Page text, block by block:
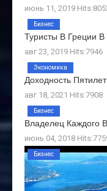
июнь 11, 2019
Туристы В Греции
авг 23, 2019 Hits:7946
Бизнес
Доходность
авг 18, 2021 Hits:7908
Экономика
Владелец Каждого
июнь 04, 2018
Бизнес
Бизнес